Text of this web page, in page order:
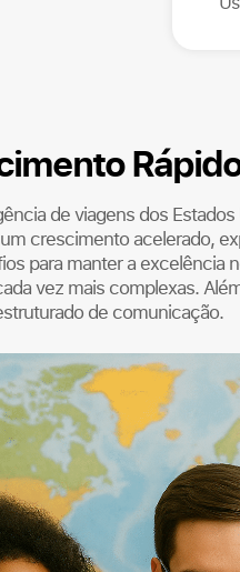
de viagens dos
crescimento acelerado,
para manter a
vez mais complexas.
de comunicação.